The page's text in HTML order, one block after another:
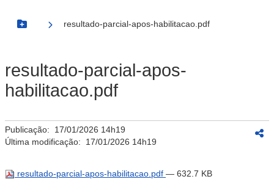
Botão Menu
resultado-parcial-apos-habilitacao.pdf
resultado-parcial-apos-
habilitacao.pdf
Publicação: 17/01/2026 14h19
Última modificação: 17/01/2026 14h19
resultado-parcial-apos-habilitacao.pdf — 632.7 KB